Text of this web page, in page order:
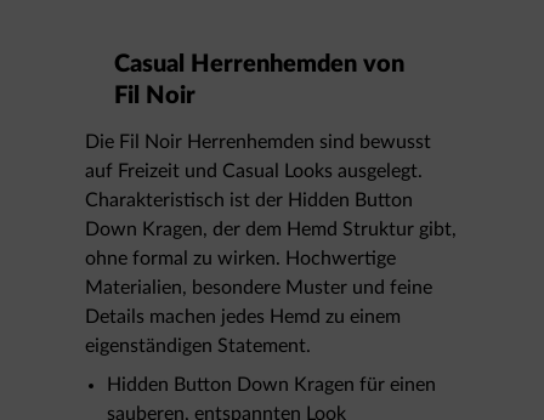
Casual Herrenhemden von
Fil Noir
Die Fil Noir Herrenhemden sind bewusst
auf Freizeit und Casual Looks ausgelegt.
Charakteristisch ist der Hidden Button
Down Kragen, der dem Hemd Struktur gibt,
ohne formal zu wirken. Hochwertige
Materialien, besondere Muster und feine
Details machen jedes Hemd zu einem
eigenständigen Statement.
Hidden Button Down Kragen für einen
sauberen, entspannten Look